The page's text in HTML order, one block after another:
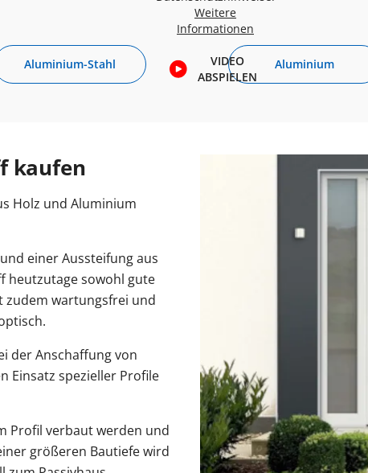
Weitere
Informationen
VIDEO
ABSPIELEN
Aluminium-Stahl Aluminium
kaufen
Holz und Aluminium
einer Aussteifung aus
heutzutage sowohl gute
zudem wartungsfrei und
der Anschaffung von
Einsatz spezieller Profile
Profil verbaut werden und
größeren Bautiefe wird